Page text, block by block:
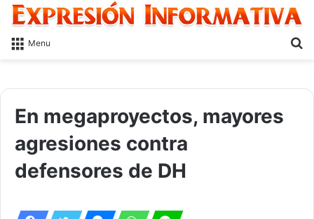
Menu
En megaproyectos, mayores
agresiones contra
defensores de DH